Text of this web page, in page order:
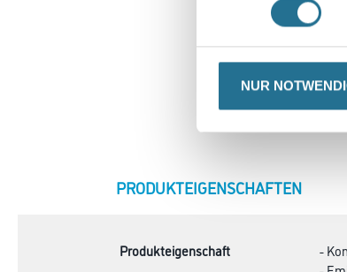
NUR
CURRENT
PRODUKTEIGENSCHAFTEN
Produkteigenschaft
-